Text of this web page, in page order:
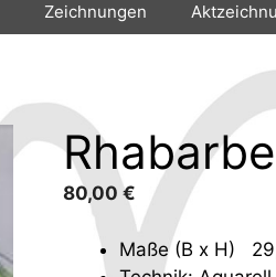
Zeichnungen
80,00 €
Maße (B x H)